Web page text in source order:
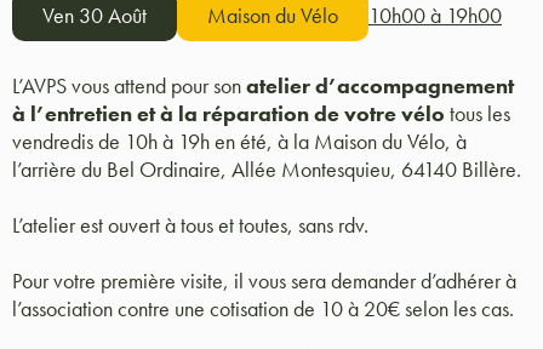
Ven 30 Août Maison du Vélo 10h00 à 19h00
L’AVPS vous attend pour sonatelier d’accompagnement
à l’entretien et à la réparation de votre vélo tous les
vendredis de 10h à 19h en été, à la Maison du Vélo, à
l’arrière du Bel Ordinaire, Allée Montesquieu, 64140 Billère.
L’atelier est ouvert à tous et toutes, sans rdv.
Pour votre première visite, il vous sera demander d’adhérer à
l’association contre une cotisation de 10 à 20€ selon les cas.